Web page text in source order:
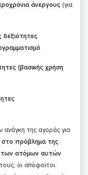
άνεργους (για
δεξιότητες
(βασικής χρήση
της αγοράς για
στο πρόβλημα της
των ατόμων αυτών
οι απόφοιτοι